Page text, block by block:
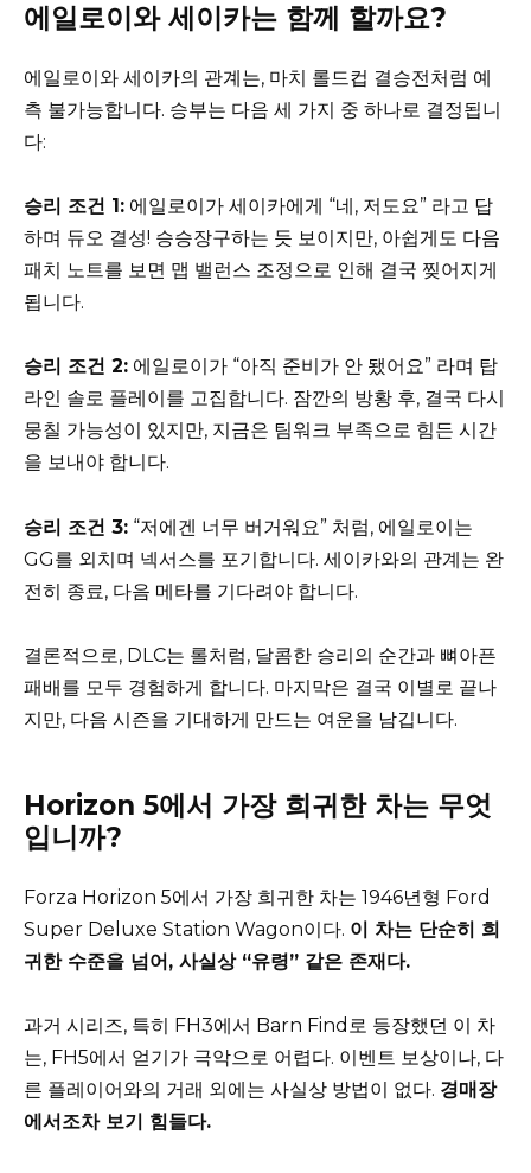
에일로이와 세이카는 함께 할까요?
에일로이와 세이카의 관계는, 마치 롤드컵 결승전처럼 예
측 불가능합니다. 승부는 다음 세 가지 중 하나로 결정됩니
다:
승리 조건 1: 에일로이가 세이카에게 “네, 저도요” 라고 답
하며 듀오 결성! 승승장구하는 듯 보이지만, 아쉽게도 다음
패치 노트를 보면 맵 밸런스 조정으로 인해 결국 찢어지게
됩니다.
승리 조건 2: 에일로이가 “아직 준비가 안 됐어요” 라며 탑
라인 솔로 플레이를 고집합니다. 잠깐의 방황 후, 결국 다시
뭉칠 가능성이 있지만, 지금은 팀워크 부족으로 힘든 시간
을 보내야 합니다.
승리 조건 3: “저에겐 너무 버거워요” 처럼, 에일로이는
GG를 외치며 넥서스를 포기합니다. 세이카와의 관계는 완
전히 종료, 다음 메타를 기다려야 합니다.
결론적으로, DLC는 롤처럼, 달콤한 승리의 순간과 뼈아픈
패배를 모두 경험하게 합니다. 마지막은 결국 이별로 끝나
지만, 다음 시즌을 기대하게 만드는 여운을 남깁니다.
Horizon 5에서 가장 희귀한 차는 무엇
입니까?
Forza Horizon 5에서 가장 희귀한 차는 1946년형 Ford
Super Deluxe Station Wagon이다. 이 차는 단순히 희
귀한 수준을 넘어, 사실상 “유령” 같은 존재다.
과거 시리즈, 특히 FH3에서 Barn Find로 등장했던 이 차
는, FH5에서 얻기가 극악으로 어렵다. 이벤트 보상이나, 다
른 플레이어와의 거래 외에는 사실상 방법이 없다. 경매장
에서조차 보기 힘들다.